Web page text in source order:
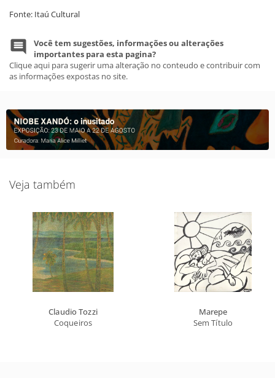
Fonte: Itaú Cultural
Você tem sugestões, informações ou alterações
importantes para esta pagina?
Clique aqui para sugerir uma alteração no conteudo e contribuir com
as informações expostas no site.
Veja também
Claudio Tozzi
Coqueiros
Marepe
Sem Título